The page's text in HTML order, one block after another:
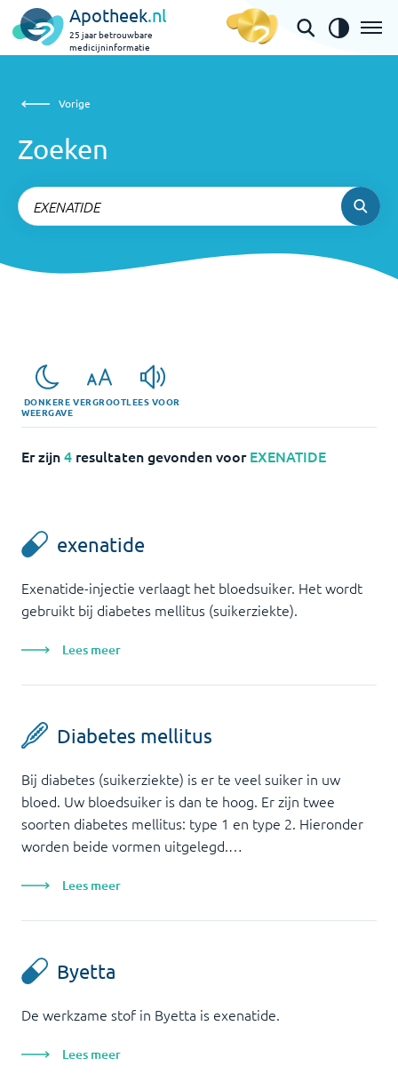
Apotheek.nl
25 jaar betrouwbare
medicijninformatie
Vorige
Vorige
Zoeken
DONKERE
WEERGAVE
VERGROOTLEES VOOR
Er zijn4 resultaten gevonden voor EXENATIDE
exenatide
Exenatide-injectie verlaagt het bloedsuiker. Het wordt
gebruikt bij diabetes mellitus (suikerziekte).
Lees meer
Diabetes mellitus
Bij diabetes (suikerziekte) is er te veel suiker in uw
bloed. Uw bloedsuiker is dan te hoog. Er zijn twee
soorten diabetes mellitus: type 1 en type 2. Hieronder
worden beide vormen uitgelegd.…
Lees meer
Byetta
De werkzame stof in Byetta is exenatide.
Lees meer